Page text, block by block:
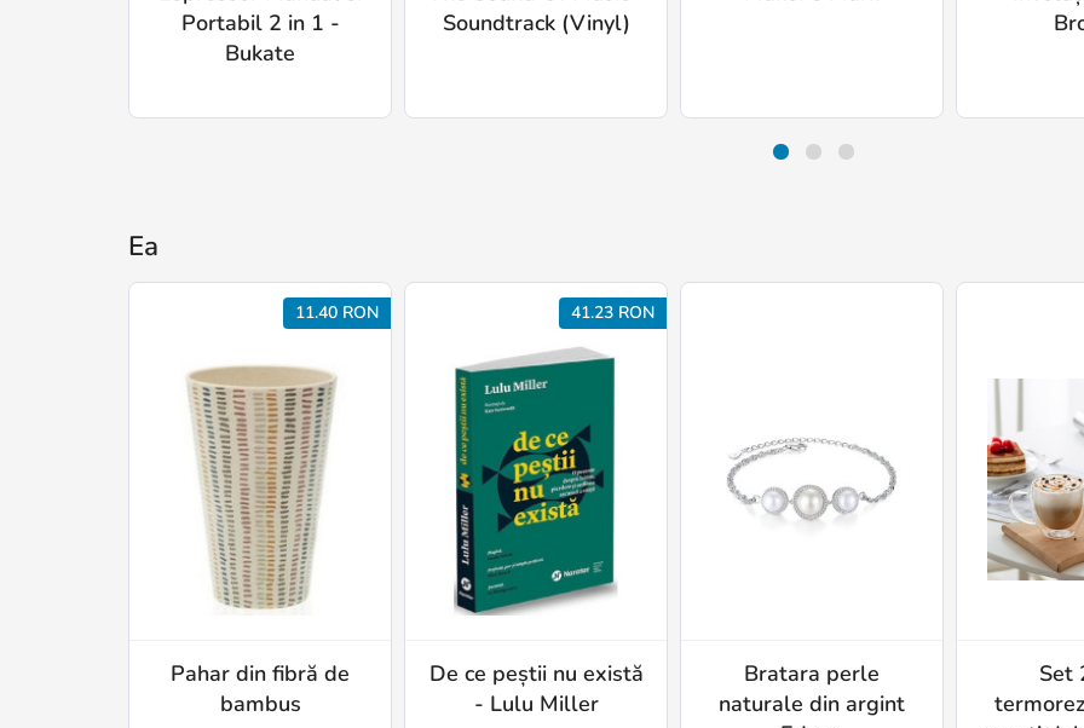
Portabil 2 in 1 -
Bukate
Soundtrack (Vinyl)
Ea
11.40 RON
Pahar din fibră de
bambus
41.23 RON
De ce peștii nu există
- Lulu Miller
Bratara perle
naturale din argint
Set